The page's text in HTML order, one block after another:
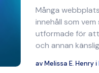
Dela denna artikel
Många
innehåll som
utformade för
och annan
avMelissa E. Henry i